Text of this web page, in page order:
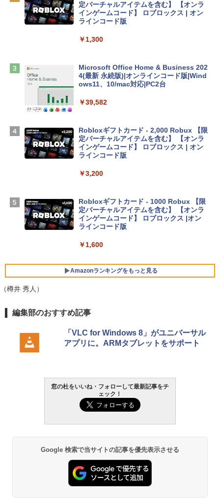
￥137,800
ンケース Dell NEC Lavie ASUS HP dyna
￥2,952
13インチノートブック：AIとApple Intell
TB SSDストレージ、12MPセンターフレ
ームカメラ、日本語キーボード、Touch I
D - スカイブルー
￥298,901
ン 15-fd 15.6インチ 16GBメモリ 512GB
SSD インテル Core 5
￥129,800
Core i5/16GB/SSD 512GB/ホワイト) FM
VWK3E15W_AZ
定バーチャルアイテムを含む】 【オンラ
インゲームコード】 ロブロックス | オン
ラインコード版
￥1,300
Microsoft Office Home & Business 202
4(最新 永続版)|オンラインコード版|Wind
ows11、10/mac対応|PC2台
￥39,582
Robloxギフトカード - 2,000 Robux 【限
定バーチャルアイテムを含む】 【オンラ
インゲームコード】 ロブロックス | オン
ラインコード版
￥3,200
Robloxギフトカード - 1000 Robux 【限
定バーチャルアイテムを含む】 【オンラ
インゲームコード】 ロブロックス |オン
ラインコード版
￥1,600
Amazonランキングをもっと見る
生成AIパスポート公式テキスト 第４版
￥1,766
出す プロンプトの言葉 AI画像生成シリー
ズ (はぴーイラストLabo)
￥99
ClaudeCode いちばんやさしい 教科書:
非エンジニア 初心者 素人 でも安心 使い
方 マニュアル AI副業にもコンテンツ作成
にもKindle出版にも！ 非エンジニアのた
めのAIコーディング入門シリーズ
￥99
Amazon Kindle Paperwhite (16GB) 7イ
週間持続バッテリー、広告なし、ブラッ
ク
Amazon Kindle - 目に優しい、かさばら
ない、大きな画面で読みやすい、6週間持
続バッテリー、6インチディスプレイ電子
書籍リーダー、ブラック、16GB、広告な
Kindle Paperwhite シグニチャーエディ
ション (32GB) 7インチディスプレイ、明
るさ自動調整、色調調節ライト、12週間
持続バッテリー、広告なし、メタリック
（樽井 秀人）
編集部のおすすめ記事
「VLC for Windows 8」がユニバーサル
アプリに。ARMタブレットをサポート
窓の杜をいいね・フォローして最新記事をチ
ェック！
Google 検索で当サイトの記事を優先表示させる